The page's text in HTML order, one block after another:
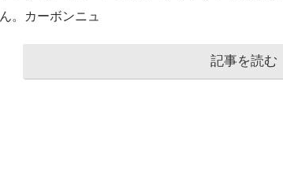
ん。カーボンニュ
記事を読む